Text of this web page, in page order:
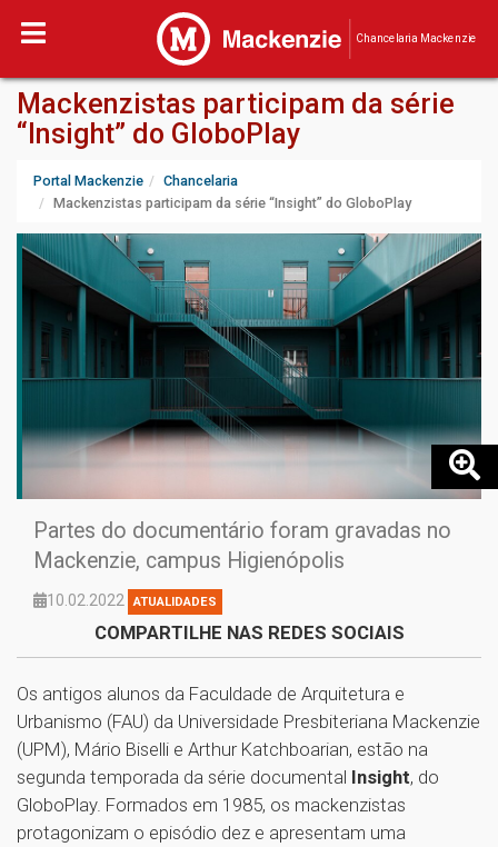
Chancelaria Mackenzie
Mackenzistas participam da série
“Insight” do GloboPlay
Portal Mackenzie
Chancelaria
Mackenzistas participam da série “Insight” do GloboPlay
Partes do documentário foram gravadas no
Mackenzie, campus Higienópolis
10.02.2022 ATUALIDADES
COMPARTILHE NAS REDES SOCIAIS
Os antigos alunos da Faculdade de Arquitetura e
Urbanismo (FAU) da Universidade Presbiteriana Mackenzie
(UPM), Mário Biselli e Arthur Katchboarian, estão na
segunda temporada da série documental Insight, do
GloboPlay. Formados em 1985, os mackenzistas
protagonizam o episódio dez e apresentam uma